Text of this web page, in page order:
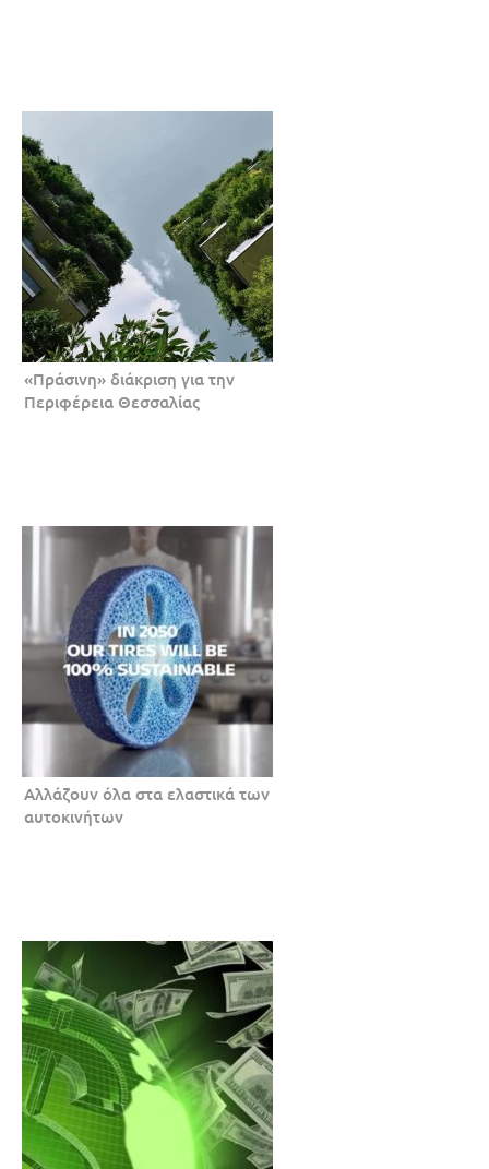
«Πράσινη» διάκριση για την
Περιφέρεια Θεσσαλίας
Αλλάζουν όλα στα ελαστικά των
αυτοκινήτων